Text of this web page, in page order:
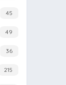
45
49
36
215